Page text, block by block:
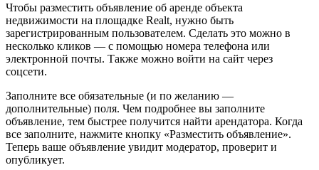
Чтобы разместить объявление об аренде объекта
недвижимости на площадке Realt, нужно быть
зарегистрированным пользователем. Сделать это можно в
несколько кликов — с помощью номера телефона или
электронной почты. Также можно войти на сайт через
соцсети.
Заполните все обязательные (и по желанию —
дополнительные) поля. Чем подробнее вы заполните
объявление, тем быстрее получится найти арендатора. Когда
все заполните, нажмите кнопку «Разместить объявление».
Теперь ваше объявление увидит модератор, проверит и
опубликует.